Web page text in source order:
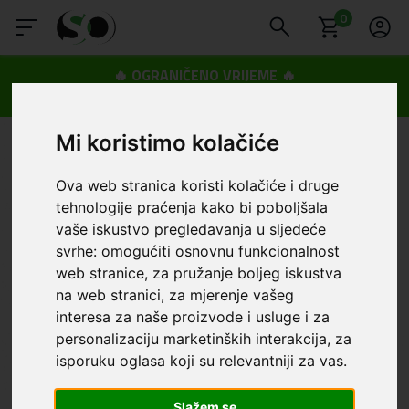
Mi koristimo kolačiće
Ova web stranica koristi kolačiće i druge
tehnologije praćenja kako bi poboljšala
vaše iskustvo pregledavanja u sljedeće
svrhe:omogućiti osnovnu funkcionalnost
web stranice, za pružanje boljeg iskustva
na web stranici, za mjerenje vašeg
interesa za naše proizvode i usluge i za
personalizaciju marketinških interakcija, za
isporuku oglasa koji su relevantniji za vas.
0
🔥 OGRANIČENO VRIJEME 🔥